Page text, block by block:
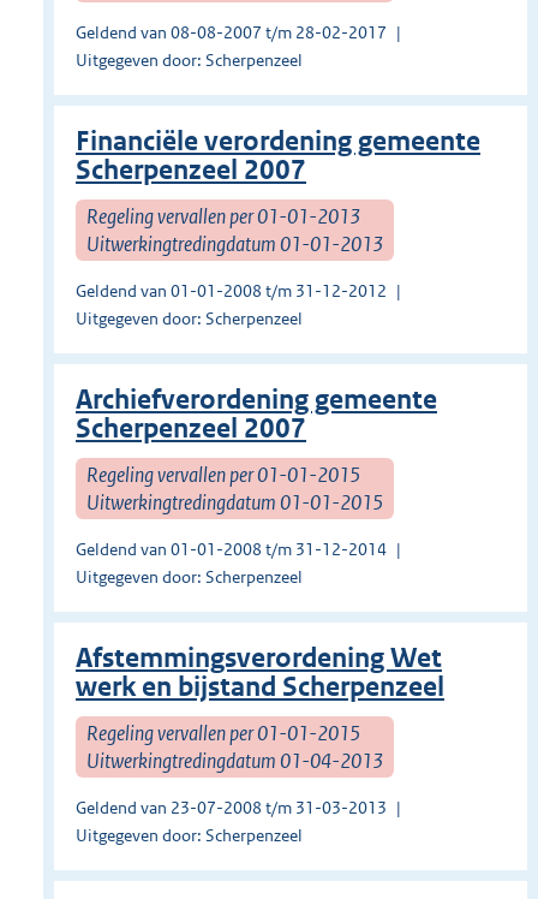
Geldend van 08-08-2007 t/m 28-02-2017
Uitgegeven door: Scherpenzeel
Financiële verordening gemeente
Scherpenzeel 2007
Regeling vervallen per 01-01-2013
Uitwerkingtredingdatum 01-01-2013
Geldend van 01-01-2008 t/m 31-12-2012
Uitgegeven door: Scherpenzeel
Archiefverordening gemeente
Scherpenzeel 2007
Regeling vervallen per 01-01-2015
Uitwerkingtredingdatum 01-01-2015
Geldend van 01-01-2008 t/m 31-12-2014
Uitgegeven door: Scherpenzeel
Afstemmingsverordening Wet
werk en bijstand Scherpenzeel
Regeling vervallen per 01-01-2015
Uitwerkingtredingdatum 01-04-2013
Geldend van 23-07-2008 t/m 31-03-2013
Uitgegeven door: Scherpenzeel